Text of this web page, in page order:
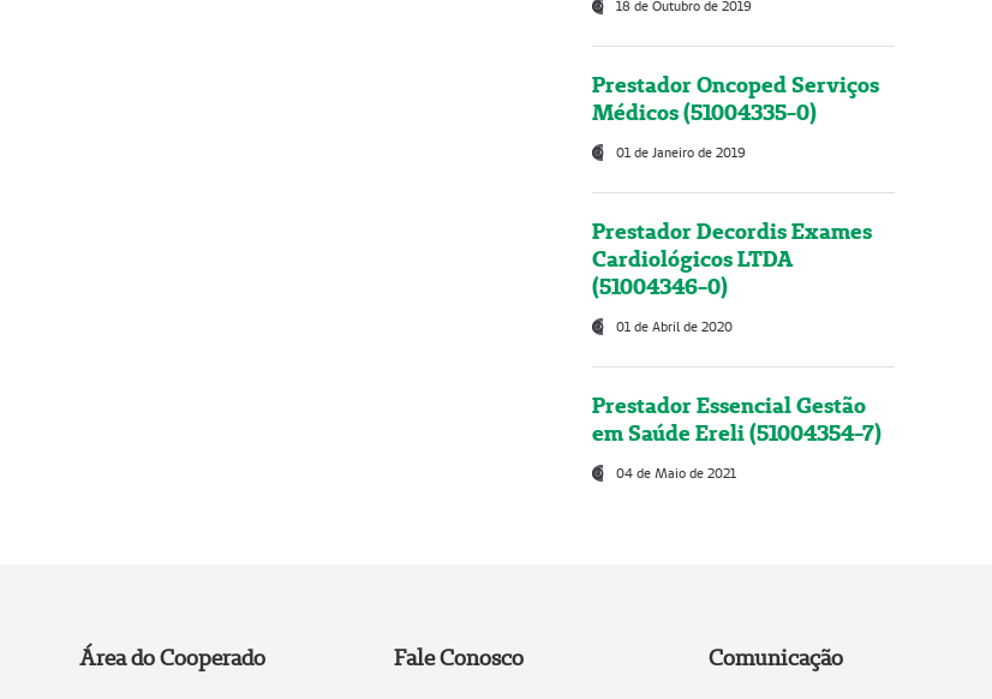
18 de Outubro de 2019
Prestador Oncoped Serviços
Médicos (51004335-0)
01 de Janeiro de 2019
Prestador Decordis Exames
Cardiológicos LTDA
(51004346-0)
01 de Abril de 2020
Prestador Essencial Gestão
em Saúde Ereli (51004354-7)
04 de Maio de 2021
Área do Cooperado Fale Conosco Comunicação